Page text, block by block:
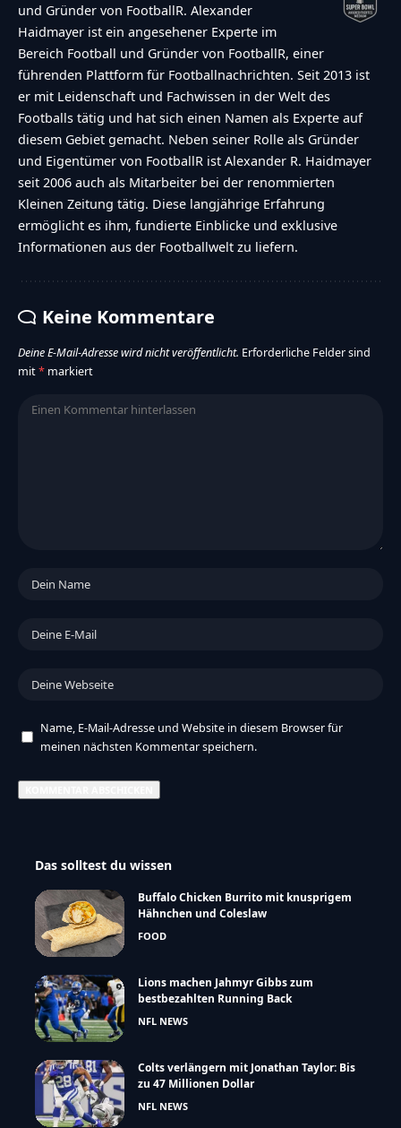
und Gründer von FootballR. Alexander
Haidmayer ist ein angesehener Experte im
Bereich Football und Gründer von FootballR, einer
führenden Plattform für Footballnachrichten. Seit 2013 ist
er mit Leidenschaft und Fachwissen in der Welt des
Footballs tätig und hat sich einen Namen als Experte auf
diesem Gebiet gemacht. Neben seiner Rolle als Gründer
und Eigentümer von FootballR ist Alexander R. Haidmayer
seit 2006 auch als Mitarbeiter bei der renommierten
Kleinen Zeitung tätig. Diese langjährige Erfahrung
ermöglicht es ihm, fundierte Einblicke und exklusive
Informationen aus der Footballwelt zu liefern.
Keine Kommentare
Deine E-Mail-Adresse wird nicht veröffentlicht. Erforderliche Felder sind
mit* markiert
Name, E-Mail-Adresse und Website in diesem Browser für
meinen nächsten Kommentar speichern.
Das solltest du wissen
Buffalo Chicken Burrito mit knusprigem
Hähnchen und Coleslaw
FOOD
Lions machen Jahmyr Gibbs zum
bestbezahlten Running Back
NFL NEWS
Colts verlängern mit Jonathan Taylor: Bis
zu 47 Millionen Dollar
NFL NEWS